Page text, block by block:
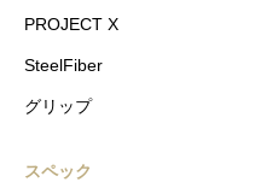
PROJECT X
SteelFiber
グリップ
スペック